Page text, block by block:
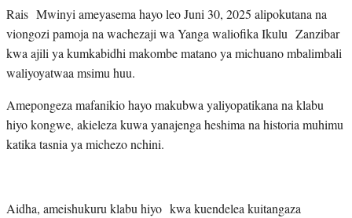
Rais Mwinyi ameyasema hayo leo Juni 30, 2025 alipokutana na
viongozi pamoja na wachezaji wa Yanga waliofika Ikulu Zanzibar
kwa ajili ya kumkabidhi makombe matano ya michuano mbalimbali
waliyoyatwaa msimu huu.
Amepongeza mafanikio hayo makubwa yaliyopatikana na klabu
hiyo kongwe, akieleza kuwa yanajenga heshima na historia muhimu
katika tasnia ya michezo nchini.
Aidha, ameishukuru klabu hiyo kwa kuendelea kuitangaza